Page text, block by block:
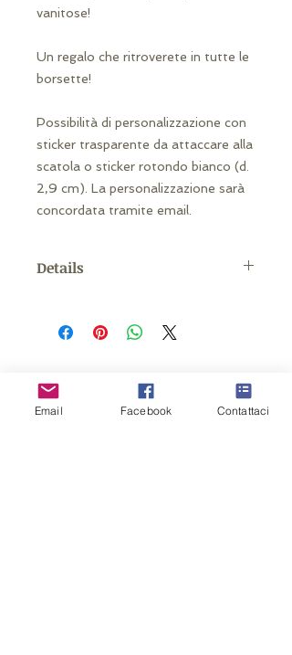
vanitose!
Un regalo che ritroverete in tutte le
borsette!
Possibilità di personalizzazione con
sticker trasparente da attaccare alla
scatola o sticker rotondo bianco (d.
2,9 cm). La personalizzazione sarà
Details
come in foto inclusa!)
Prodotti correlati
Email Facebook Contattaci